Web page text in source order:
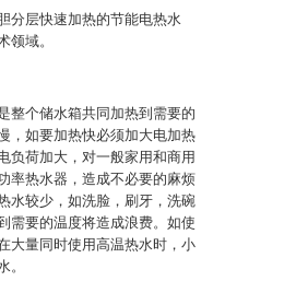
分层快速加热的节能电热水
领域。
整个储水箱共同加热到需要的
，如要加热快必须加大电加热
负荷加大，对一般家用和商用
率热水器，造成不必要的麻烦
水较少，如洗脸，刷牙，洗碗
需要的温度将造成浪费。如使
大量同时使用高温热水时，小
。